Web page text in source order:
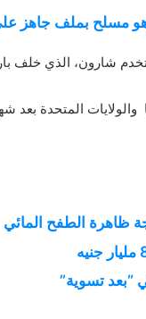
شارون، الذي خلف
والولايات المتحدة
ظاهرة الطفح المائي
“بعد تسوية”